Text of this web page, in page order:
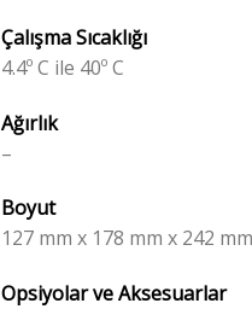
Çalışma Sıcaklığı
4.4º C ile 40º C
Ağırlık
–
Boyut
127 mm x 178 mm x 242
Opsiyolar ve Aksesuarlar